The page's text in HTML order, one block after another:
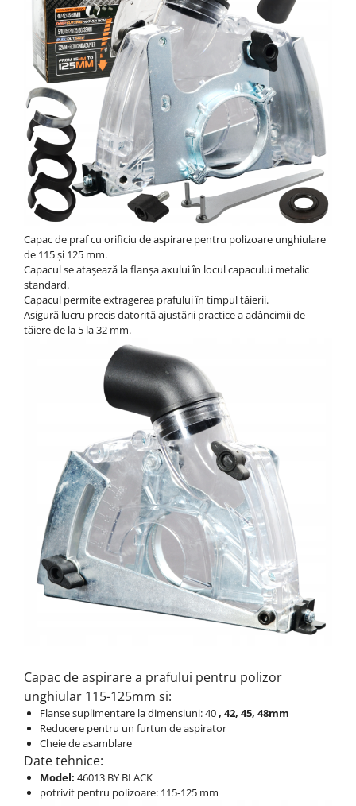
Capac de praf cu orificiu de aspirare pentru polizoare unghiulare
de 115 și 125 mm.
Capacul se atașează la flanșa axului în locul capacului metalic
standard.
Capacul permite extragerea prafului în timpul tăierii.
Asigură lucru precis datorită ajustării practice a adâncimii de
tăiere de la 5 la 32 mm.
Capac de aspirare a prafului pentru polizor
unghiular 115-125mm si:
Flanse suplimentare la dimensiuni: 40, 42, 45, 48mm
Reducere pentru un furtun de aspirator
Cheie de asamblare
Date tehnice:
Model: 46013 BY BLACK
potrivit pentru polizoare: 115-125 mm